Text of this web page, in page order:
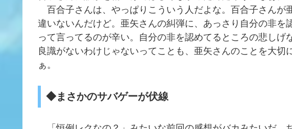
百合子さんは、やっぱりこういう人だよな。百合子さんが
違いないんだけど。亜矢さんの糾弾に、あっさり自分の非を
って言ってるのが辛い。自分の非を認めてるところの悲しげ
良識がないわけじゃないってことも、亜矢さんのことを大切
ぁ。
◆まさかのサバゲーが伏線